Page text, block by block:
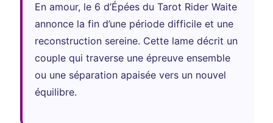
En amour, le 6 d’Épées du Tarot Rider Waite
annonce la fin d’une période difficile et une
reconstruction sereine. Cette lame décrit un
couple qui traverse une épreuve ensemble
ou une séparation apaisée vers un nouvel
équilibre.